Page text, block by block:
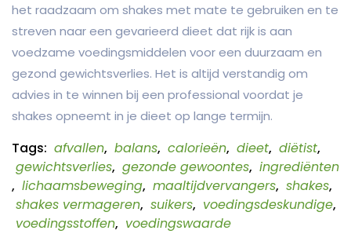
het raadzaam om shakes met mate te gebruiken en te
streven naar een gevarieerd dieet dat rijk is aan
voedzame voedingsmiddelen voor een duurzaam en
gezond gewichtsverlies. Het is altijd verstandig om
advies in te winnen bij een professional voordat je
shakes opneemt in je dieet op lange termijn.
Tags: afvallen, balans, calorieën, dieet, diëtist,
gewichtsverlies, gezonde gewoontes, ingrediënten
, lichaamsbeweging, maaltijdvervangers, shakes,
shakes vermageren, suikers, voedingsdeskundige,
voedingsstoffen, voedingswaarde